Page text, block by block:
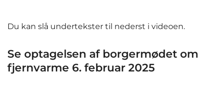
Du kan slå undertekster til nederst i videoen.
Se optagelsen af borgermødet om
fjernvarme 6. februar 2025